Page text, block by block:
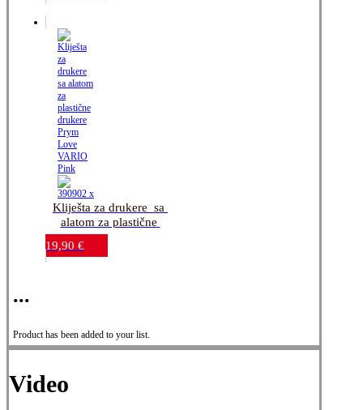
Kliješta za drukere_sa
alatom za plastične
drukere_Prym Love
VARIO Pink
19,90 €
...
Product has been added to your list.
Video